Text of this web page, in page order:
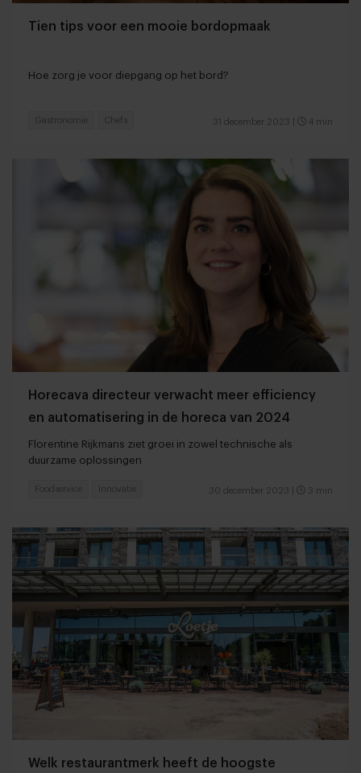
Tien tips voor een mooie bordopmaak
Hoe zorg je voor diepgang op het bord?
31 december 2023 4 min
Gastronomie Chefs
Horecava directeur verwacht meer efficiency
en automatisering in de horeca van 2024
Florentine Rijkmans ziet groei in zowel technische als
duurzame oplossingen
30 december 2023 3 min
Foodservice Innovatie
Welk restaurantmerk heeft de hoogste